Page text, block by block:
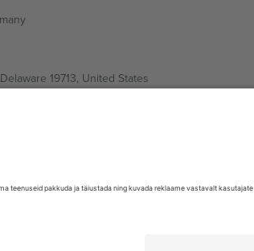
19713, United States
1606 Sofia, Bulgaria
06700 Ciudad de México, CDMX, Mexico
kaitstud.